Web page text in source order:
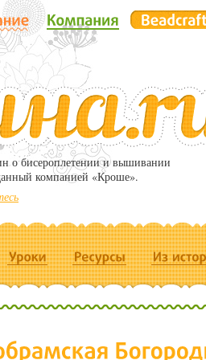
о бисероплетении и вышивании
компанией «Кроше».